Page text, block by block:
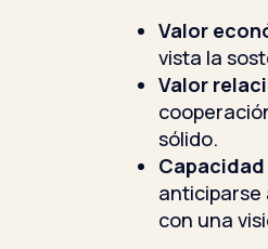
Valor
vista la
Valor
sólido.
anticiparse
con una